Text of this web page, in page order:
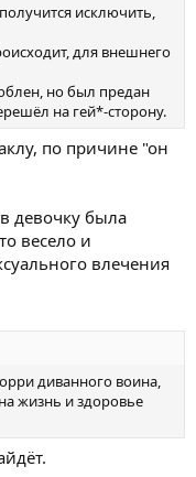
исключить,
для внешнего
но был предан
на гей*-сторону.
по причине "он
девочку была
весело и
влечения
диванного воина,
жизнь и здоровье